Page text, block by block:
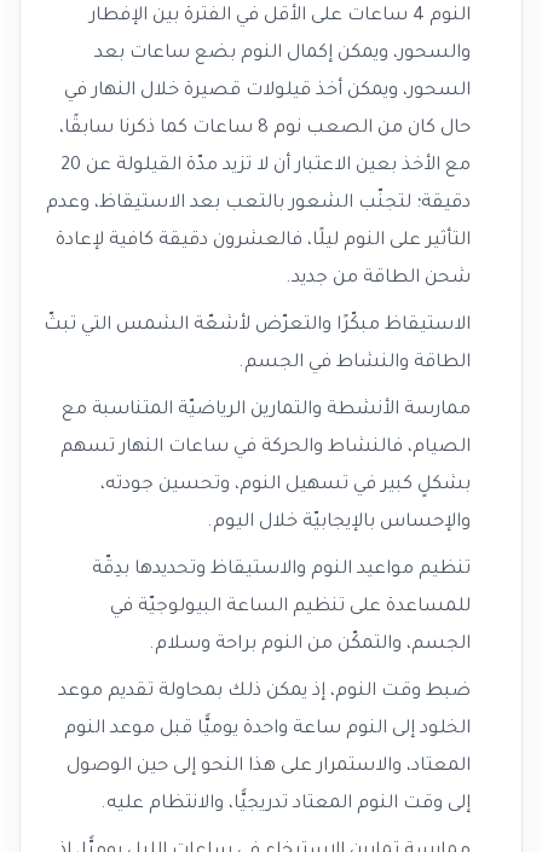
النوم 4 ساعات على الأقل في الفترة بين الإفطار
والسحور، ويمكن إكمال النوم بضع ساعات بعد
السحور، ويمكن أخذ قيلولات قصيرة خلال النهار في
حال كان من الصعب نوم 8 ساعات كما ذكرنا سابقًا،
مع الأخذ بعين الاعتبار أن لا تزيد مدّة القيلولة عن 20
دقيقة؛ لتجنّب الشعور بالتعب بعد الاستيقاظ، وعدم
التأثير على النوم ليلًا، فالعشرون دقيقة كافية لإعادة
شحن الطاقة من جديد.
الاستيقاظ مبكّرًا والتعرّض لأشعّة الشمس التي تبثّ
الطاقة والنشاط في الجسم.
ممارسة الأنشطة والتمارين الرياضيّة المتناسبة مع
الصيام، فالنشاط والحركة في ساعات النهار تسهم
بشكلٍ كبير في تسهيل النوم، وتحسين جودته،
والإحساس بالإيجابيّة خلال اليوم.
تنظيم مواعيد النوم والاستيقاظ وتحديدها بدِقّة
للمساعدة على تنظيم الساعة البيولوجيّة في
الجسم، والتمكّن من النوم براحة وسلام.
ضبط وقت النوم، إذ يمكن ذلك بمحاولة تقديم موعد
الخلود إلى النوم ساعة واحدة يوميًّا قبل موعد النوم
المعتاد، والاستمرار على هذا النحو إلى حين الوصول
إلى وقت النوم المعتاد تدريجيًّا، والانتظام عليه.